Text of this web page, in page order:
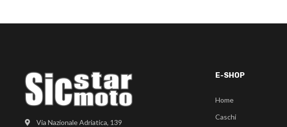
Via Nazionale Adriatica, 139
E-SHOP
Home
Caschi